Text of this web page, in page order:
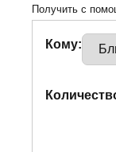
Получить с
Кому: